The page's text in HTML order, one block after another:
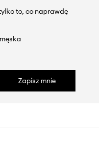
to, co naprawdę
Zapisz mnie